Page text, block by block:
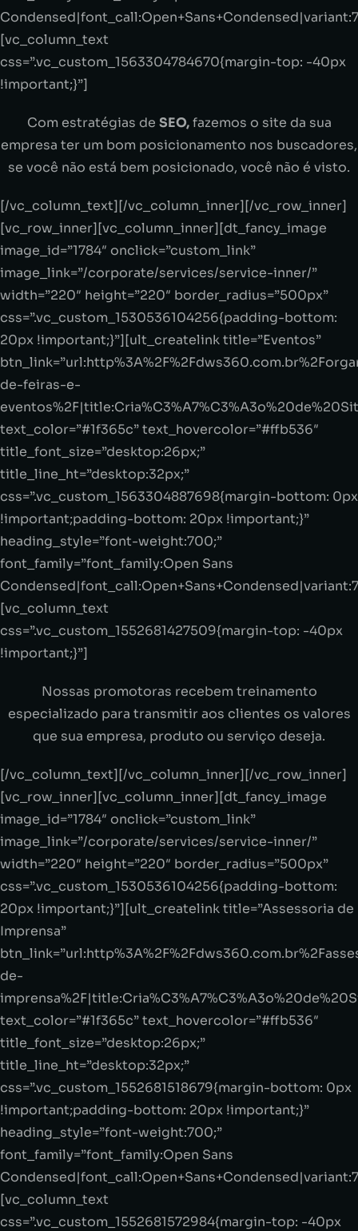
[vc_column_text
css=”.vc_custom_1563304784670{margin-top: -40px
!important;}”]
Com estratégias de SEO,fazemos o site da sua
empresa ter um bom posicionamento nos buscadores,
se você não está bem posicionado, você não é visto.
[/vc_column_text][/vc_column_inner][/vc_row_inner]
[vc_row_inner][vc_column_inner][dt_fancy_image
image_id=”1784″ onclick=”custom_link”
image_link=”/corporate/services/service-inner/”
width=”220″ height=”220″ border_radius=”500px”
css=”.vc_custom_1530536104256{padding-bottom:
20px !important;}”][ult_createlink title=”Eventos”
de-feiras-e-
text_color=”#1f365c” text_hovercolor=”#ffb536″
title_font_size=”desktop:26px;”
title_line_ht=”desktop:32px;”
css=”.vc_custom_1563304887698{margin-bottom: 0px
!important;padding-bottom: 20px !important;}”
heading_style=”font-weight:700;”
font_family=”font_family:Open Sans
[vc_column_text
css=”.vc_custom_1552681427509{margin-top: -40px
!important;}”]
Nossas promotoras recebem treinamento
especializado para transmitir aos clientes os valores
que sua empresa, produto ou serviço deseja.
[/vc_column_text][/vc_column_inner][/vc_row_inner]
[vc_row_inner][vc_column_inner][dt_fancy_image
image_id=”1784″ onclick=”custom_link”
image_link=”/corporate/services/service-inner/”
width=”220″ height=”220″ border_radius=”500px”
css=”.vc_custom_1530536104256{padding-bottom:
20px !important;}”][ult_createlink title=”Assessoria de
Imprensa”
de-
text_color=”#1f365c” text_hovercolor=”#ffb536″
title_font_size=”desktop:26px;”
title_line_ht=”desktop:32px;”
css=”.vc_custom_1552681518679{margin-bottom: 0px
!important;padding-bottom: 20px !important;}”
heading_style=”font-weight:700;”
font_family=”font_family:Open Sans
[vc_column_text
css=”.vc_custom_1552681572984{margin-top: -40px